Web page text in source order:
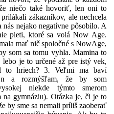
niečo také hovoriť, len oni to
zákazníkov, ale nechcela
nás nejako negatívne pôsobilo. A
pleti, ktoré sa volá Now Age.
mať nič spoločné s NowAge,
som sa tomu vyhla. Mamina to
je to určené až pre istý vek,
to hriech? 3. Veľmi ma baví
a rozmýšľam, že by som
niekde týmto smerom
na gymnáziu). Otázka je, či je to
by sme sa nemali príliš zaoberať